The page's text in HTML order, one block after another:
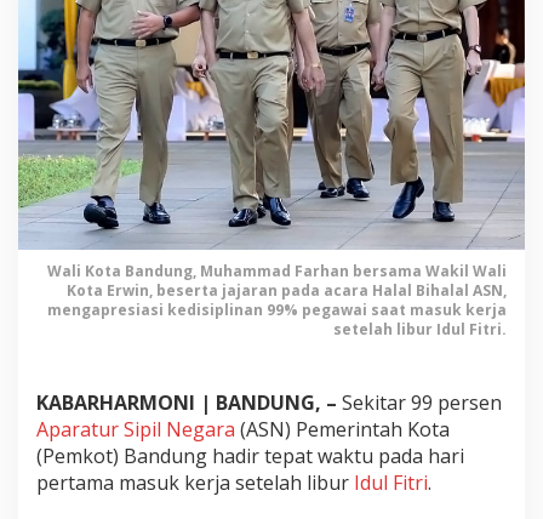
e
m
k
o
t
B
a
n
d
u
n
g
M
a
p
i
9
Wali Kota Bandung, Muhammad Farhan bersama Wakil Wali
Kota Erwin, beserta jajaran pada acara Halal Bihalal ASN,
mengapresiasi kedisiplinan 99% pegawai saat masuk kerja
setelah libur Idul Fitri.
KABARHARMONI | BANDUNG, – Sekitar 99 persen
Aparatur Sipil Negara (ASN) Pemerintah Kota
(Pemkot) Bandung hadir tepat waktu pada hari
pertama masuk kerja setelah libur Idul Fitri.